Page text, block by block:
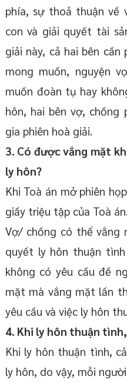
phía, sự thoả thuận về
con và giải quyết tài
giải này, cả hai bên
mong muốn, nguyện
muốn đoàn tụ hay
hôn, hai bên vợ,
gia phiên hoà giải.
3. Có được vắng mặt
ly hôn?
Khi Toà án mở phiên
giấy triệu tập của Toà án.
Vợ/ chồng có thể vắng
quyết ly hôn thuận
không có yêu cầu đề
mặt mà vắng mặt lần
yêu cầu và việc ly hôn
4. Khi ly hôn thuận
Khi ly hôn thuận tình,
ly hôn, do vậy, mỗi